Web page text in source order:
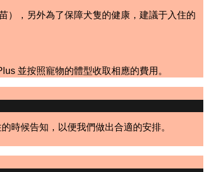
），另外為了保障犬隻的健康，建議于入住的
並按照寵物的體型收取相應的費用。
時候告知，以便我們做出合適的安排。